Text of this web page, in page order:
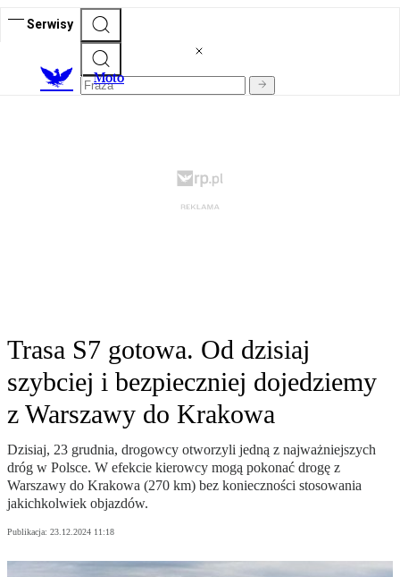
Serwisy
Moto
Trasa S7 gotowa. Od dzisiaj
szybciej i bezpieczniej dojedziemy
z Warszawy do Krakowa
Dzisiaj, 23 grudnia, drogowcy otworzyli jedną z najważniejszych
dróg w Polsce. W efekcie kierowcy mogą pokonać drogę z
Warszawy do Krakowa (270 km) bez konieczności stosowania
jakichkolwiek objazdów.
Publikacja: 23.12.2024 11:18